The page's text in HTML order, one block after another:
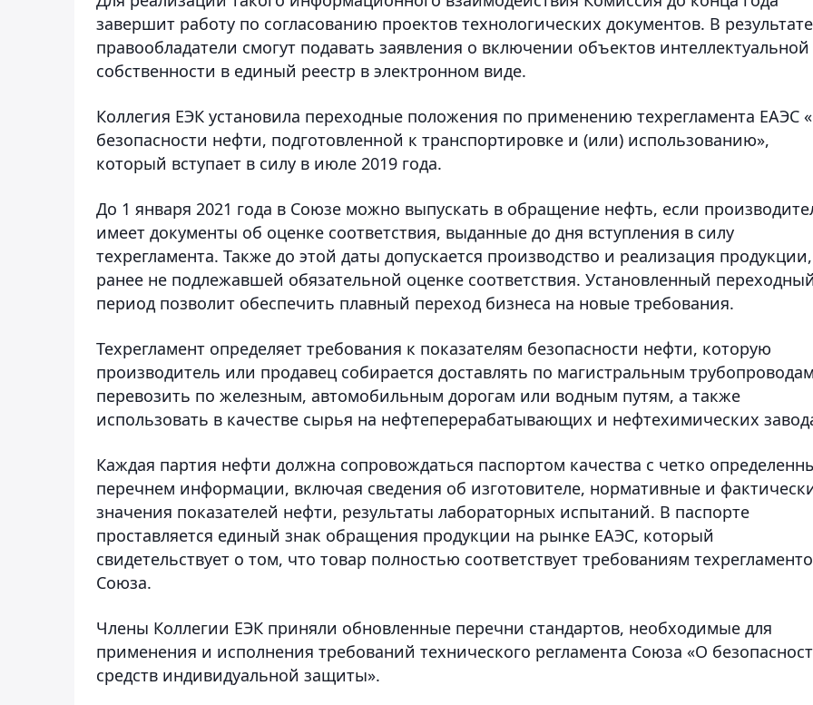
завершит работу по согласованию проектов технологических документов. В результате
правообладатели смогут подавать заявления о включении объектов интеллектуальной
собственности в единый реестр в электронном виде.
Коллегия ЕЭК установила переходные положения по применению техрегламента ЕАЭС
безопасности нефти, подготовленной к транспортировке и (или) использованию»,
который вступает в силу в июле 2019 года.
До 1 января 2021 года в Союзе можно выпускать в обращение нефть, если
имеет документы об оценке соответствия, выданные до дня вступления в силу
техрегламента. Также до этой даты допускается производство и реализация продукции,
ранее не подлежавшей обязательной оценке соответствия. Установленный
период позволит обеспечить плавный переход бизнеса на новые требования.
Техрегламент определяет требования к показателям безопасности нефти, которую
производитель или продавец собирается доставлять по магистральным
перевозить по железным, автомобильным дорогам или водным путям, а также
использовать в качестве сырья на нефтеперерабатывающих и нефтехимических
Каждая партия нефти должна сопровождаться паспортом качества с четко
перечнем информации, включая сведения об изготовителе, нормативные и
значения показателей нефти, результаты лабораторных испытаний. В паспорте
проставляется единый знак обращения продукции на рынке ЕАЭС, который
свидетельствует о том, что товар полностью соответствует требованиям
Союза.
Члены Коллегии ЕЭК приняли обновленные перечни стандартов, необходимые для
применения и исполнения требований технического регламента Союза «О
средств индивидуальной защиты».